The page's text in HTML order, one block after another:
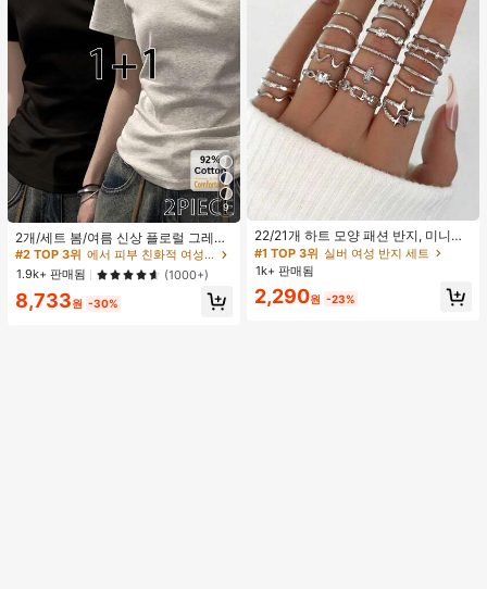
9
2개/세트 봄/여름 신상 플로럴 그레이
+ 블랙 반팔 티셔츠, 여성 슬림핏 솔리
드 컬러 언더셔츠 캐주얼
#2 TOP 3위
에서 피부 친화적 여성 상의, 블라우스 & 티
높은 재방문 고객
#2 TOP 3위
에서 피부 친화적 여성 상의, 블라우스 & 티
높은 재방문 고객
#2 TOP 3위
에서 피부 친화적 여성 상의, 블라우스 & 티
높은 재방문 고객
#2 TOP 3위
에서 피부 친화적 여성 상의, 블라우스 & 티
높은 재방문 고객
1.9k+ 판매됨 (1000+)
8,733원 -30%
22/21개 하트 모양 패션 반지, 미니멀
리스트 크리스탈 임베디드 보헤미안
기하학 반지 세트, 발렌타인데이, 어머
니날 선물
#1 TOP 3위
실버 여성 반지 세트
거의 매진!
#1 TOP 3위 실버 여성 반지 세트
거의 매진!
#1 TOP 3위 실버 여성 반지 세트
거의 매진!
#1 TOP 3위
실버 여성 반지 세트
1k+ 판매됨
2,290원 -23%